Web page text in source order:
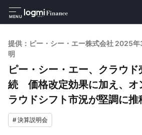
MENU
提供：ピー・シー・エー株式会社 2025
明
ピー・シー・エー、クラウ
続 価格改定効果に加え、オ
ラウドシフト市況が堅調に推
#決算説明会